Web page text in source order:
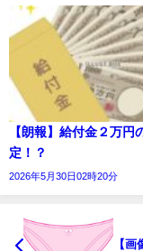
【朗報】給付金２万円
定！？
2026年5月30日02時20分
【